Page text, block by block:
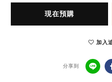
現在預購
加入
分享到